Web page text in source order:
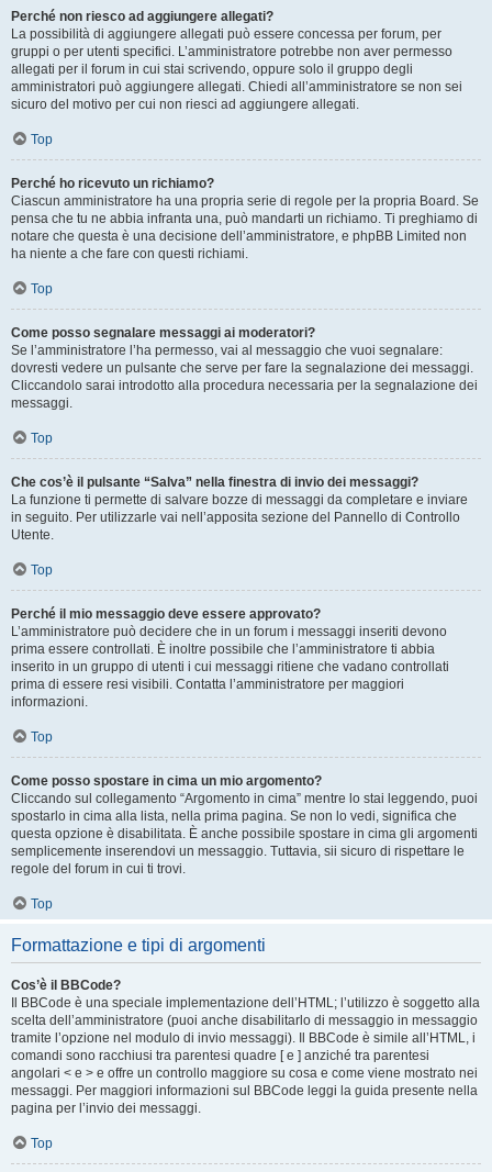
Perché non riesco ad aggiungere allegati?
La possibilità di aggiungere allegati può essere concessa per forum, per
gruppi o per utenti specifici. L’amministratore potrebbe non aver permesso
allegati per il forum in cui stai scrivendo, oppure solo il gruppo degli
amministratori può aggiungere allegati. Chiedi all’amministratore se non sei
sicuro del motivo per cui non riesci ad aggiungere allegati.
Top
Perché ho ricevuto un richiamo?
Ciascun amministratore ha una propria serie di regole per la propria Board. Se
pensa che tu ne abbia infranta una, può mandarti un richiamo. Ti preghiamo di
notare che questa è una decisione dell’amministratore, e phpBB Limited non
ha niente a che fare con questi richiami.
Top
Come posso segnalare messaggi ai moderatori?
Se l’amministratore l’ha permesso, vai al messaggio che vuoi segnalare:
dovresti vedere un pulsante che serve per fare la segnalazione dei messaggi.
Cliccandolo sarai introdotto alla procedura necessaria per la segnalazione dei
messaggi.
Top
Che cos’è il pulsante “Salva” nella finestra di invio dei messaggi?
La funzione ti permette di salvare bozze di messaggi da completare e inviare
in seguito. Per utilizzarle vai nell’apposita sezione del Pannello di Controllo
Utente.
Top
Perché il mio messaggio deve essere approvato?
L’amministratore può decidere che in un forum i messaggi inseriti devono
prima essere controllati. È inoltre possibile che l’amministratore ti abbia
inserito in un gruppo di utenti i cui messaggi ritiene che vadano controllati
prima di essere resi visibili. Contatta l’amministratore per maggiori
informazioni.
Top
Come posso spostare in cima un mio argomento?
Cliccando sul collegamento “Argomento in cima” mentre lo stai leggendo, puoi
spostarlo in cima alla lista, nella prima pagina. Se non lo vedi, significa che
questa opzione è disabilitata. È anche possibile spostare in cima gli argomenti
semplicemente inserendovi un messaggio. Tuttavia, sii sicuro di rispettare le
regole del forum in cui ti trovi.
Top
Formattazione e tipi di argomenti
Cos’è il BBCode?
Il BBCode è una speciale implementazione dell’HTML; l’utilizzo è soggetto alla
scelta dell’amministratore (puoi anche disabilitarlo di messaggio in messaggio
tramite l’opzione nel modulo di invio messaggi). Il BBCode è simile all’HTML, i
comandi sono racchiusi tra parentesi quadre [ e ] anziché tra parentesi
angolari < e > e offre un controllo maggiore su cosa e come viene mostrato nei
messaggi. Per maggiori informazioni sul BBCode leggi la guida presente nella
pagina per l’invio dei messaggi.
Top